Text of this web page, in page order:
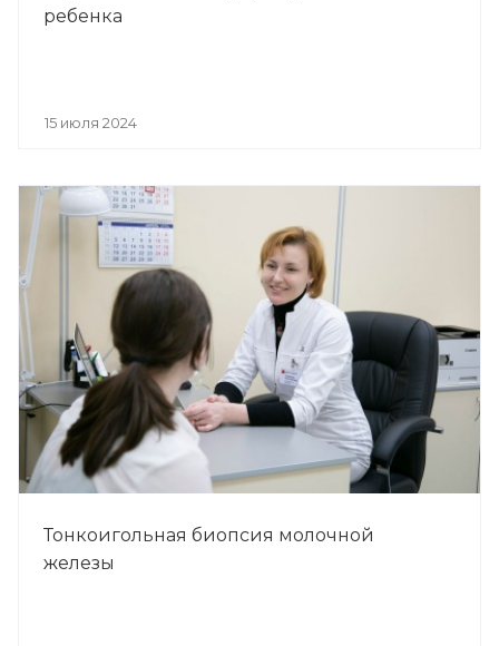
ребенка
15 июля 2024
Тонкоигольная биопсия молочной
железы